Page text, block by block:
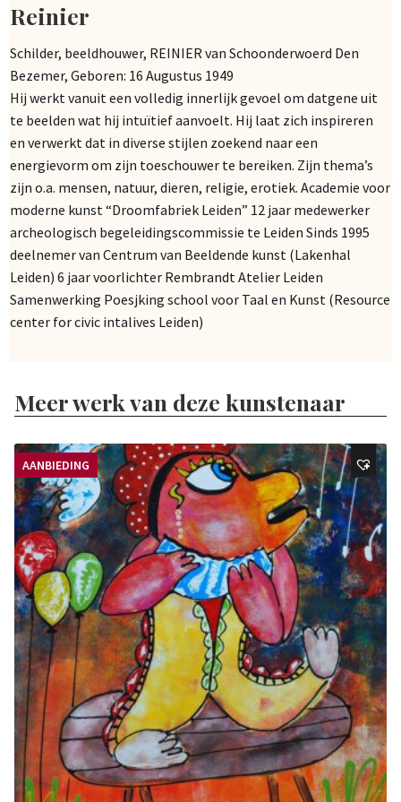
Reinier
Schilder, beeldhouwer, REINIER van Schoonderwoerd Den
Bezemer, Geboren: 16 Augustus 1949
Hij werkt vanuit een volledig innerlijk gevoel om datgene uit
te beelden wat hij intuïtief aanvoelt. Hij laat zich inspireren
en verwerkt dat in diverse stijlen zoekend naar een
energievorm om zijn toeschouwer te bereiken. Zijn thema’s
zijn o.a. mensen, natuur, dieren, religie, erotiek. Academie voor
moderne kunst “Droomfabriek Leiden” 12 jaar medewerker
archeologisch begeleidingscommissie te Leiden Sinds 1995
deelnemer van Centrum van Beeldende kunst (Lakenhal
Leiden) 6 jaar voorlichter Rembrandt Atelier Leiden
Samenwerking Poesjking school voor Taal en Kunst (Resource
center for civic intalives Leiden)
Meer werk van deze kunstenaar
AANBIEDING